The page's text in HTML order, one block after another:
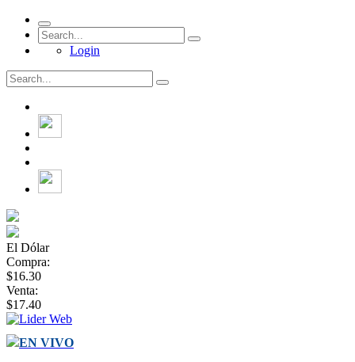
Login
El Dólar
Compra:
$16.30
Venta:
$17.40
EN VIVO